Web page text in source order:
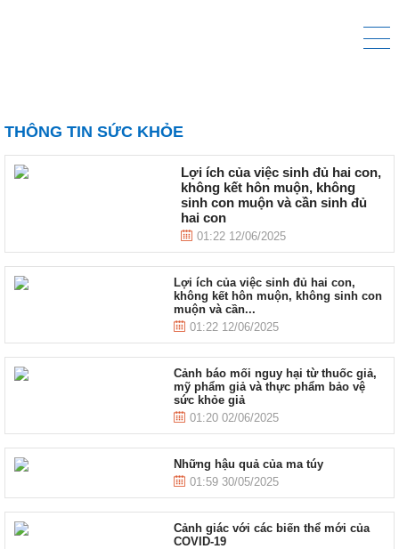
THÔNG TIN SỨC KHỎE
Lợi ích của việc sinh đủ hai con,
không kết hôn muộn, không
sinh con muộn và cần sinh đủ
hai con
01:22 12/06/2025
Lợi ích của việc sinh đủ hai con,
không kết hôn muộn, không sinh con
muộn và cần...
01:22 12/06/2025
Cảnh báo mối nguy hại từ thuốc giả,
mỹ phẩm giả và thực phẩm bảo vệ
sức khỏe giả
01:20 02/06/2025
Những hậu quả của ma túy
01:59 30/05/2025
Cảnh giác với các biến thể mới của
COVID-19